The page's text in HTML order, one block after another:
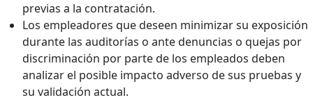
previas a la contratación.
Los empleadores que deseen minimizar su exposición
durante las auditorías o ante denuncias o quejas por
discriminación por parte de los empleados deben
analizar el posible impacto adverso de sus pruebas y
su validación actual.